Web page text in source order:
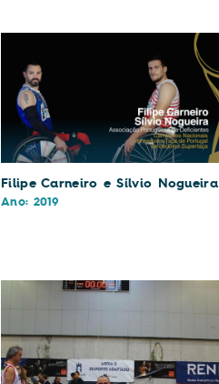
Filipe Carneiro e Sílvio Nogueira
Ano: 2019